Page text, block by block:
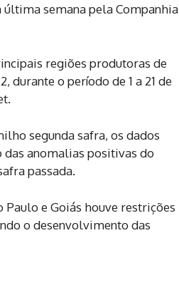
semana pela Companhia
regiões produtoras de
durante o período de 1 a 21 de
segunda safra, os dados
anomalias positivas do
passada.
Paulo e Goiás houve restrições
o desenvolvimento das